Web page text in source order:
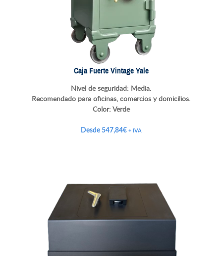
Caja Fuerte Vintage Yale
Nivel de seguridad: Media.
Recomendado para oficinas, comercios y domicilios.
Color: Verde
Desde547,84€ + IVA